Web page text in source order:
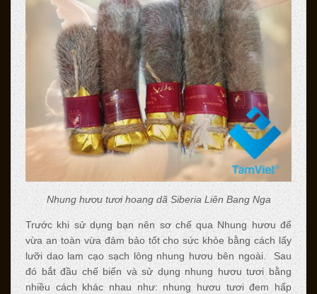
Nhung hươu tươi hoang dã Siberia Liên Bang Nga
Trước khi sử dụng bạn nên sơ chế qua Nhung hươu để
vừa an toàn vừa đảm bảo tốt cho sức khỏe bằng cách lấy
lưỡi dao lam cạo sạch lông nhung hươu bên ngoài. Sau
đó bắt đầu chế biến và sử dụng nhung hươu tươi bằng
nhiều cách khác nhau như: nhung hươu tươi đem hấp